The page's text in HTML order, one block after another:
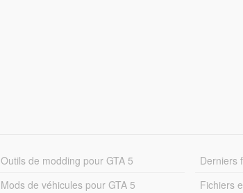
Outils de modding pour GTA 5
Mods de véhicules pour GTA 5
Derniers
Fichiers